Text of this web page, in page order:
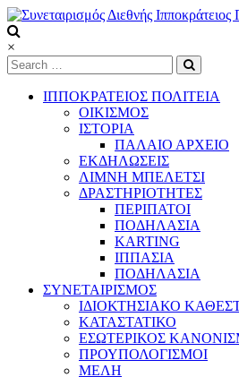
Skip
to
content
Συνεταιρισμός
Διεθνής
Ιπποκράτειος
Πολιτεία
×
ΙΠΠΟΚΡΑΤΕΙΟΣ ΠΟΛΙΤΕΙΑ
ΟΙΚΙΣΜΟΣ
ΙΣΤΟΡΙΑ
ΠΑΛΑΙΟ ΑΡΧΕΙΟ
ΕΚΔΗΛΩΣΕΙΣ
ΛΙΜΝΗ ΜΠΕΛΕΤΣΙ
ΔΡΑΣΤΗΡΙΟΤΗΤΕΣ
ΠΕΡΙΠΑΤΟΙ
ΠΟΔΗΛΑΣΙΑ
KARTING
ΙΠΠΑΣΙΑ
ΠΟΔΗΛΑΣΙΑ
ΣΥΝΕΤΑΙΡΙΣΜΟΣ
ΙΔΙΟΚΤΗΣΙΑΚΟ
ΚΑΤΑΣΤΑΤΙΚΟ
ΕΣΩΤΕΡΙΚΟΣ
ΠΡΟΥΠΟΛΟΓΙΣΜΟΙ
ΜΕΛΗ